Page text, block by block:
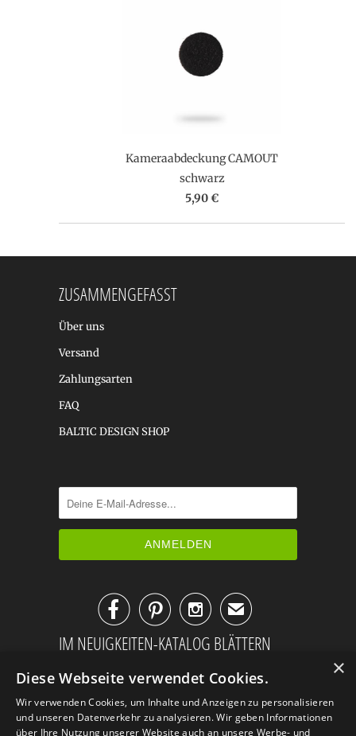
Kameraabdeckung CAMOUT
schwarz
5,90 €
ZUSAMMENGEFASST
Über uns
Versand
Zahlungsarten
FAQ
BALTIC DESIGN SHOP
✉
IM NEUIGKEITEN-KATALOG BLÄTTERN
×
Diese Webseite verwendet Cookies.
Wir verwenden Cookies, um Inhalte und Anzeigen zu personalisieren
und unseren Datenverkehr zu analysieren. Wir geben Informationen
über Ihre Nutzung unserer Website auch an unsere Werbe- und